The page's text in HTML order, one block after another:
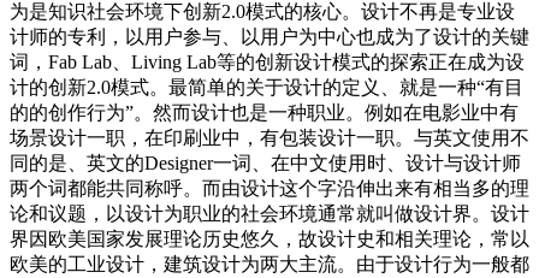
为是知识社会环境下创新2.0模式的核心。设计不再是专业设
计师的专利，以用户参与、以用户为中心也成为了设计的关键
词，Fab Lab、Living Lab等的创新设计模式的探索正在成为设
计的创新2.0模式。最简单的关于设计的定义、就是一种“有目
的的创作行为”。然而设计也是一种职业。例如在电影业中有
场景设计一职，在印刷业中，有包装设计一职。与英文使用不
同的是、英文的Designer一词、在中文使用时、设计与设计师
两个词都能共同称呼。而由设计这个字沿伸出来有相当多的理
论和议题，以设计为职业的社会环境通常就叫做设计界。设计
界因欧美国家发展理论历史悠久，故设计史和相关理论，常以
欧美的工业设计，建筑设计为两大主流。由于设计行为一般都